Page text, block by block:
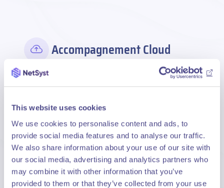
This website uses cookies
We use cookies to personalise content and ads, to
provide social media features and to analyse our traffic.
We also share information about your use of our site with
our social media, advertising and analytics partners who
may combine it with other information that you’ve
provided to them or that they’ve collected from your use
Accompagnement Cloud
Native
structurez votre stratégie Cloud Native.
Conseil en architecture conteneurs et
orchestration : vous adoptez les bonnes
pratiques dès le départ.
Modernisation des applications existantes :
vous optimisez performance et scalabilité.